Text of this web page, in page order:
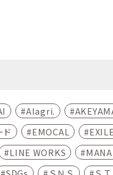
AIagri.
ド EMOCAL
LINE WORKS